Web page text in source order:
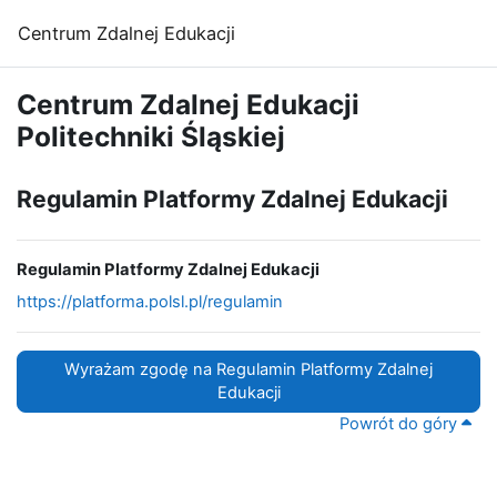
Centrum Zdalnej Edukacji
Centrum Zdalnej Edukacji
Politechniki Śląskiej
Regulamin Platformy Zdalnej Edukacji
Regulamin Platformy Zdalnej Edukacji
https://platforma.polsl.pl/regulamin
Wyrażam zgodę na Regulamin Platformy Zdalnej
Edukacji
Powrót do góry